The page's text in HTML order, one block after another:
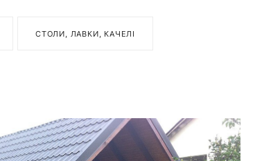
СТОЛИ, ЛАВКИ, КАЧЕЛІ